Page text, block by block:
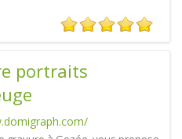
portraits